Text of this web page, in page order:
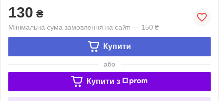
130 ₴
Мінімальна сума замовлення на сайті — 150 ₴
Купити
або
Купити з